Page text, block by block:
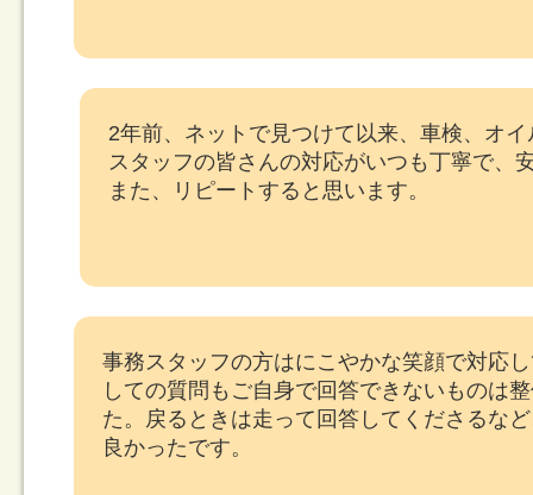
2年前、ネットで見つけて以来、車検、オ
スタッフの皆さんの対応がいつも丁寧で、
また、リピートすると思います。
事務スタッフの方はにこやかな笑顔で対応
しての質問もご自身で回答できないものは
た。戻るときは走って回答してくださるな
良かったです。